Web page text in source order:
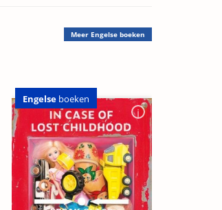
Meer Engelse boeken
Engelse boeken